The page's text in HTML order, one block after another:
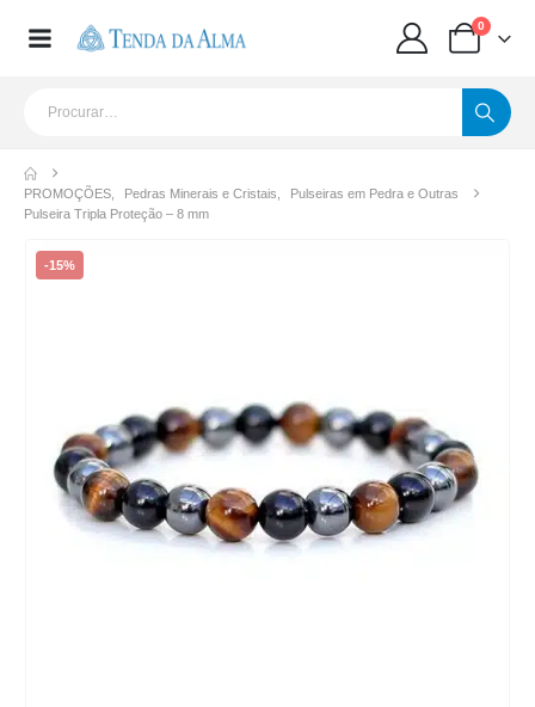
0
PROMOÇÕES Pedras Minerais e Cristais
Pulseiras em Pedra e Outras
Pulseira Tripla Proteção – 8 mm
-15%